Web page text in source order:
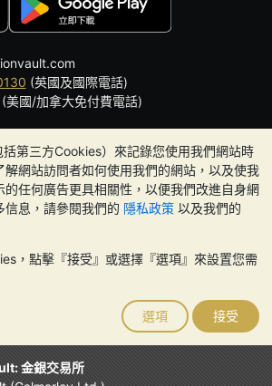
第三方Cookies）來記錄您使用我們網站時
解網站訪問者如何使用我們的網站，以及使我
的任何廣告更具相關性，以便我們改進自身網
息，請參閱我們的 隱私政策 以及我們的
，點擊『接受』或選擇『選項』來設置您需
選項 接受
金銀交易所
(英國及國際電話)
(美國/加拿大免付費電話)
時間), 周一至周五
可能下跌也可能上漲。歷史趨勢不能保證未來
網站及其任何通訊中的任何內容均不構成
尋求專業建議，以確定投資並持有金條是否適